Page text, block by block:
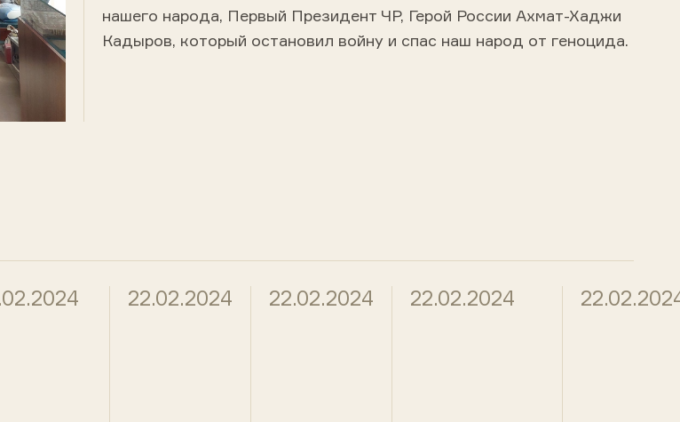
нашего народа, Первый Президент ЧР, Герой России Ахмат-Хаджи
Кадыров, который остановил войну и спас наш народ от геноцида.
22.02.2024 22.02.2024 22.02.2024